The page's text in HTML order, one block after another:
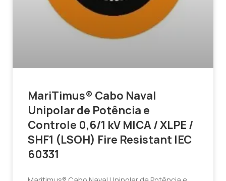
MariTimus® Cabo Naval
Unipolar de Potência e
Controle 0,6/1 kV MICA / XLPE /
SHF1 (LSOH) Fire Resistant IEC
60331